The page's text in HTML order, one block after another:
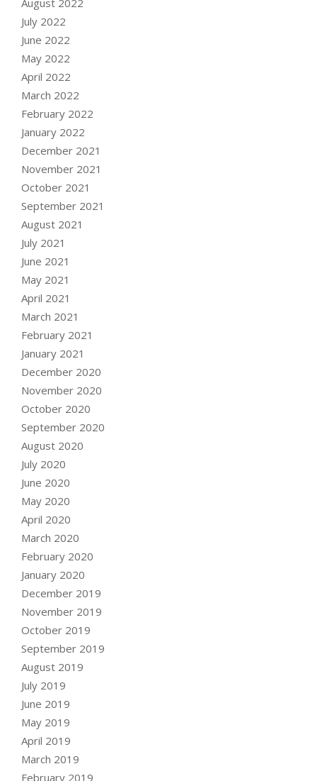
July 2022
June 2022
May 2022
April 2022
March 2022
February 2022
January 2022
December 2021
November 2021
October 2021
September 2021
August 2021
July 2021
June 2021
May 2021
April 2021
March 2021
February 2021
January 2021
December 2020
November 2020
October 2020
September 2020
August 2020
July 2020
June 2020
May 2020
April 2020
March 2020
February 2020
January 2020
December 2019
November 2019
October 2019
September 2019
August 2019
July 2019
June 2019
May 2019
April 2019
March 2019
February 2019